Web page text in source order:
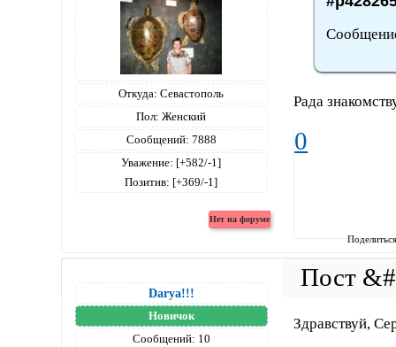
Откуда: Севастополь
Пол: Женский
Сообщений: 7888
Уважение: [+582/-1]
Позитив: [+369/-1]
Рада
0
Darya!!!
Новичок
Сообщений: 10
Здравствуй,